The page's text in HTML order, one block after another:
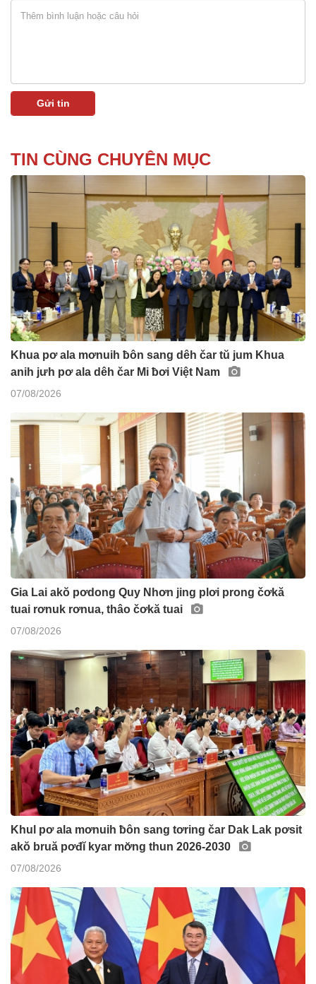
TIN CÙNG CHUYÊN MỤC
Khua pơ ala mơnuih ƀôn sang dêh čar tŭ jum Khua
anih jưh pơ ala dêh čar Mi ƀơi Việt Nam
07/08/2026
Gia Lai akŏ pơdong Quy Nhơn jing plơi prong čơkă
tuai rơnuk rơnua, thâo čơkă tuai
07/08/2026
Khul pơ ala mơnuih ƀôn sang tơring čar Dak Lak pơsit
akŏ bruă pơđĭ kyar mơ̆ng thun 2026-2030
07/08/2026